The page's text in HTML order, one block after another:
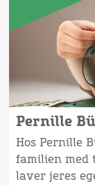
Pernille
Hos Pernille
familien med
laver jeres